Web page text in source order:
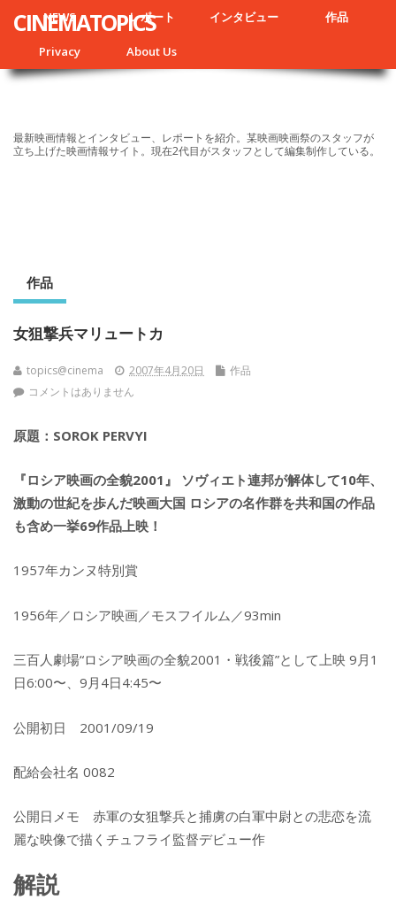
NEWS レポート インタビュー 作品
Privacy About Us
CINEMATOPICS
最新映画情報とインタビュー、レポートを紹介。某映画映画祭のスタッフが
立ち上げた映画情報サイト。現在2代目がスタッフとして編集制作している。
作品
女狙撃兵マリュートカ
topics@cinema 2007年4月20日
作品
コメントはありません
原題：SOROK PERVYI
『ロシア映画の全貌2001』 ソヴィエト連邦が解体して10年、
激動の世紀を歩んだ映画大国 ロシアの名作群を共和国の作品
も含め一挙69作品上映！
1957年カンヌ特別賞
1956年／ロシア映画／モスフイルム／93min
三百人劇場“ロシア映画の全貌2001・戦後篇”として上映 9月1
日6:00〜、9月4日4:45〜
公開初日 2001/09/19
配給会社名 0082
公開日メモ 赤軍の女狙撃兵と捕虜の白軍中尉との悲恋を流
麗な映像で描くチュフライ監督デビュー作
解説